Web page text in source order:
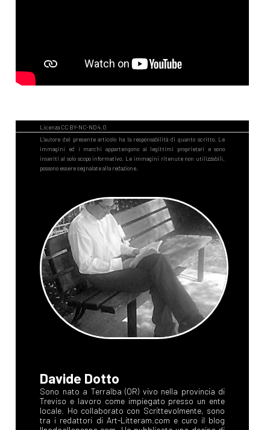
Davide Dotto
Sono nato a Terralba (OR) vivo nella provincia di
Treviso e lavoro come impiegato presso un ente
locale. Ho collaborato con Scrittevolmente, sono
tra i redattori di Art-Litteram.com e curo il blog